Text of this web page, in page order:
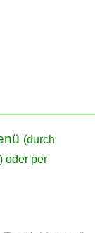
(durch
oder per